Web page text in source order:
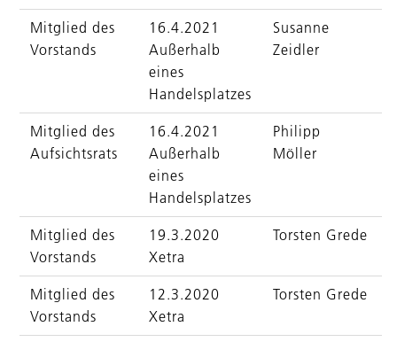
Mitglied des
Vorstands
16.4.2021
Außerhalb
eines
Handelsplatzes
Susanne
Zeidler
Mitglied des
Aufsichtsrats
16.4.2021
Außerhalb
eines
Handelsplatzes
Philipp
Möller
Mitglied des
Vorstands
19.3.2020
Xetra
Torsten Grede
Mitglied des
Vorstands
12.3.2020
Xetra
Torsten Grede